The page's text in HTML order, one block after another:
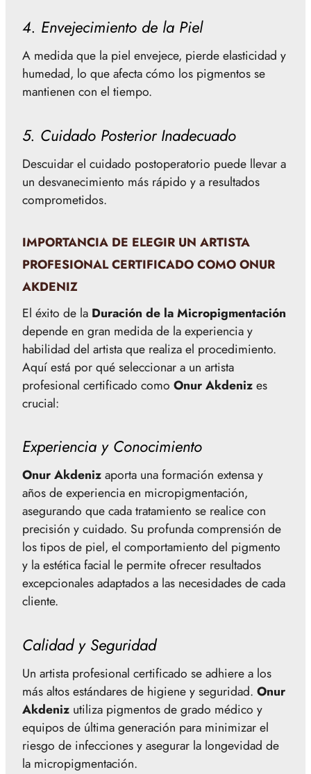
4. Envejecimiento de la Piel
A medida que la piel envejece, pierde elasticidad y
humedad, lo que afecta cómo los pigmentos se
mantienen con el tiempo.
5. Cuidado Posterior Inadecuado
Descuidar el cuidado postoperatorio puede llevar a
un desvanecimiento más rápido y a resultados
comprometidos.
IMPORTANCIA DE ELEGIR UN ARTISTA
PROFESIONAL CERTIFICADO COMO ONUR
AKDENIZ
El éxito de la Duración de la Micropigmentación
depende en gran medida de la experiencia y
habilidad del artista que realiza el procedimiento.
Aquí está por qué seleccionar a un artista
profesional certificado como Onur Akdenizes
crucial:
Experiencia y Conocimiento
Onur Akdenizaporta una formación extensa y
años de experiencia en micropigmentación,
asegurando que cada tratamiento se realice con
precisión y cuidado. Su profunda comprensión de
los tipos de piel, el comportamiento del pigmento
y la estética facial le permite ofrecer resultados
excepcionales adaptados a las necesidades de cada
cliente.
Calidad y Seguridad
Un artista profesional certificado se adhiere a los
más altos estándares de higiene y seguridad. Onur
Akdeniz utiliza pigmentos de grado médico y
equipos de última generación para minimizar el
riesgo de infecciones y asegurar la longevidad de
la micropigmentación.